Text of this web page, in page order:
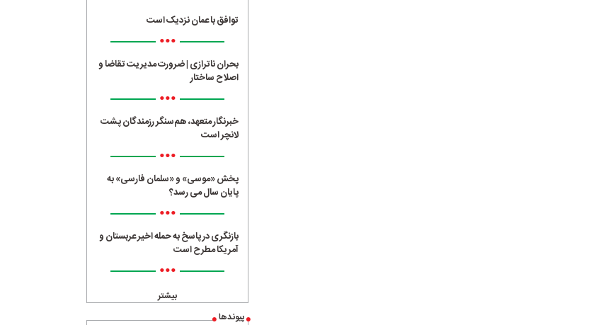
توافق با عمان نزدیک است
•••
بحران ناترازی | ضرورت مدیریت تقاضا و
اصلاح ساختار
•••
خبرنگار متعهد، هم‌سنگر رزمندگان پشت
لانچر است
•••
پخش «موسی» و «سلمان فارسی» به
پایان سال می رسد؟
•••
بازنگری در پاسخ به حمله اخیر عربستان و
آمریکا مطرح است
•••
بیشتر
پیوندها